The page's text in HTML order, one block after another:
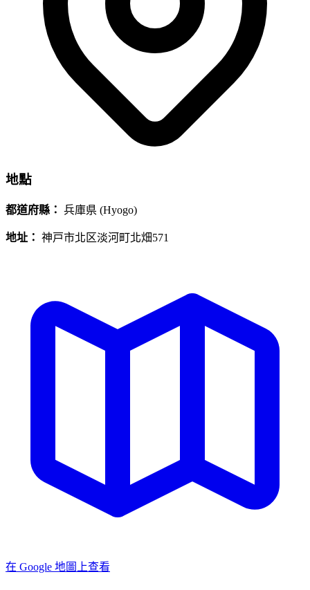
地點
都道府縣： 兵庫県 (Hyogo)
地址： 神戸市北区淡河町北畑571
在 Google 地圖上查看